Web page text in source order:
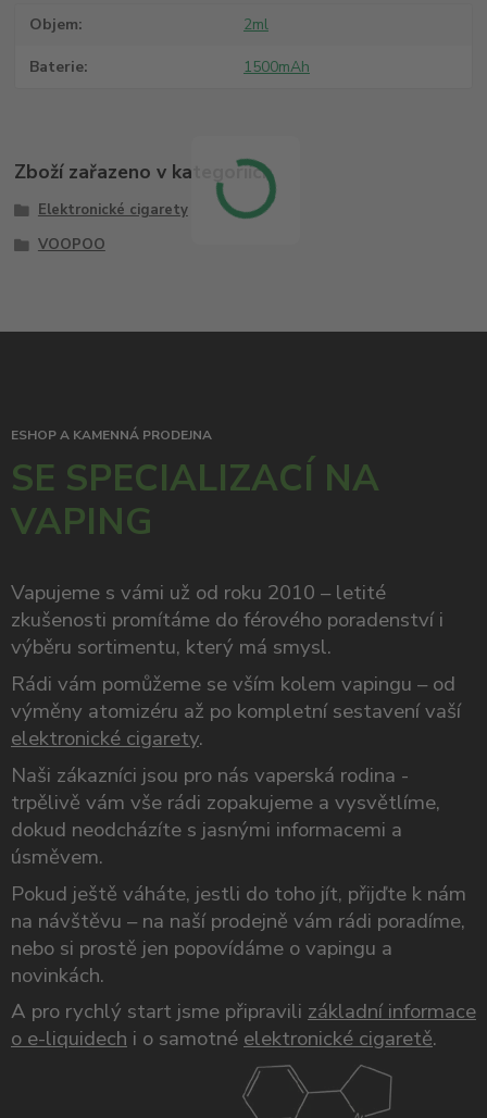
Objem 2ml
Baterie 1500mAh
Zboží zařazeno v kategoriích
Elektronické cigarety
VOOPOO
ESHOP A KAMENNÁ PRODEJNA
SE SPECIALIZACÍ NA
VAPING
Vapujeme s vámi už od roku 2010 – letité
zkušenosti promítáme do férového poradenství i
výběru sortimentu, který má smysl.
Rádi vám pomůžeme se vším kolem vapingu – od
výměny atomizéru až po kompletní sestavení vaší
elektronické cigarety.
Naši zákazníci jsou pro nás vaperská rodina -
trpělivě vám vše rádi zopakujeme a vysvětlíme,
dokud neodcházíte s jasnými informacemi a
úsměvem.
Pokud ještě váháte, jestli do toho jít, přijďte k nám
na návštěvu – na naší prodejně vám rádi poradíme,
nebo si prostě jen popovídáme o vapingu a
novinkách.
A pro rychlý start jsme připravili základní informace
o e-liquidech i o samotnéelektronické cigaretě.